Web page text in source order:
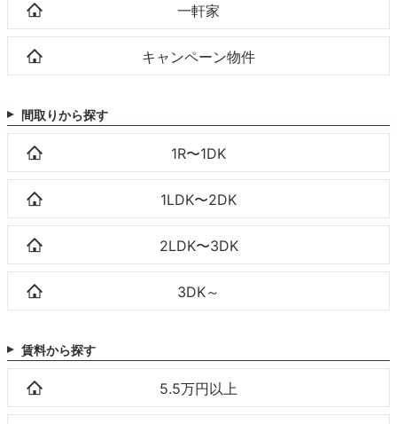
一軒家
キャンペーン物件
間取りから探す
1R〜1DK
1LDK〜2DK
2LDK〜3DK
3DK～
賃料から探す
5.5万円以上